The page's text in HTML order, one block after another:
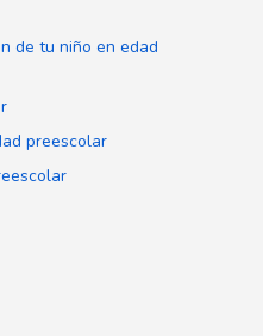
de tu niño en edad
preescolar